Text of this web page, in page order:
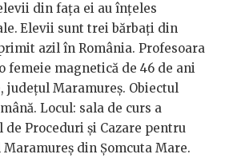
din fața ei au înțeles
Elevii sunt trei bărbați din
azil în România. Profesoara
femeie magnetică de 46 de ani
județul Maramureș. Obiectul
Locul: sala de curs a
de Proceduri și Cazare pentru
din Șomcuta Mare.